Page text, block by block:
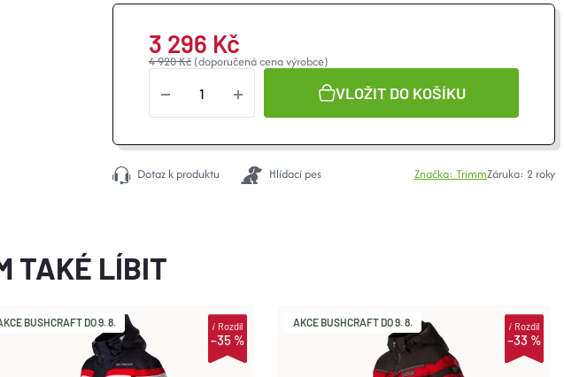
4 920 Kč (doporučená cena výrobce)
3 296 Kč
VLOŽIT DO KOŠÍKU
Dotaz k produktu Hlídací pes Značka: TrimmZáruka: 2 roky
TAKÉ LÍBIT
BUSHCRAFT DO 9. 8.
–35 %
iRozdíl AKCE BUSHCRAFT DO 9. 8.
–33 %
iRozdíl